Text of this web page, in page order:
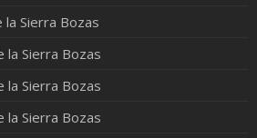
la Sierra Bozas
la Sierra Bozas
la Sierra Bozas
la Sierra Bozas